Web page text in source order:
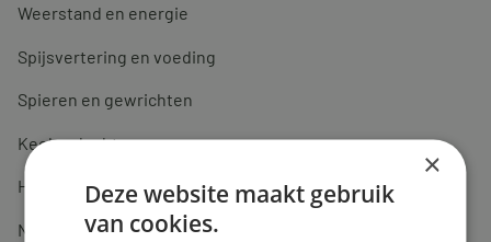
Weerstand en energie
Spijsvertering en voeding
Spieren en gewrichten
Keel en luchtwegen
Huidverzorging
Nachtrust
×
Deze website maakt gebruik
van cookies.